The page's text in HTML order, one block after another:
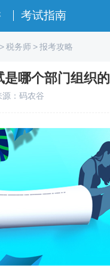
考试指南
>税务师>报考攻略
是哪个部门组织的
源：码农谷